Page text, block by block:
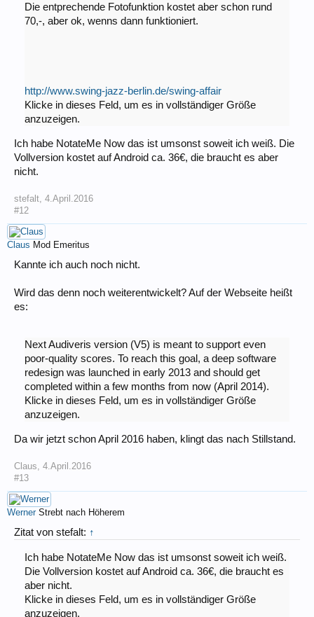
Die entprechende Fotofunktion kostet aber schon rund
70,-, aber ok, wenns dann funktioniert.
http://www.swing-jazz-berlin.de/swing-affair
Klicke in dieses Feld, um es in vollständiger Größe
anzuzeigen.
Ich habe NotateMe Now das ist umsonst soweit ich weiß. Die
Vollversion kostet auf Android ca. 36€, die braucht es aber
nicht.
stefalt 4.April.2016
#12
Claus Mod Emeritus
Kannte ich auch noch nicht.
Wird das denn noch weiterentwickelt? Auf der Webseite heißt
es:
Next Audiveris version (V5) is meant to support even
poor-quality scores. To reach this goal, a deep software
redesign was launched in early 2013 and should get
completed within a few months from now (April 2014).
Klicke in dieses Feld, um es in vollständiger Größe
anzuzeigen.
Da wir jetzt schon April 2016 haben, klingt das nach Stillstand.
Claus 4.April.2016
#13
Werner Strebt nach Höherem
Zitat von stefalt: ↑
Ich habe NotateMe Now das ist umsonst soweit ich weiß.
Die Vollversion kostet auf Android ca. 36€, die braucht es
aber nicht.
Klicke in dieses Feld, um es in vollständiger Größe
anzuzeigen.